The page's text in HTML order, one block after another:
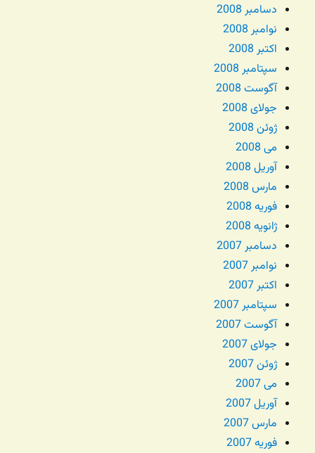
دسامبر 2008
نوامبر 2008
اکتبر 2008
سپتامبر 2008
آگوست 2008
جولای 2008
ژوئن 2008
می 2008
آوریل 2008
مارس 2008
فوریه 2008
ژانویه 2008
دسامبر 2007
نوامبر 2007
اکتبر 2007
سپتامبر 2007
آگوست 2007
جولای 2007
ژوئن 2007
می 2007
آوریل 2007
مارس 2007
فوریه 2007